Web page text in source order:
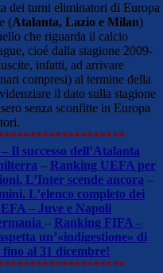
dei turni eliminatori di Europa
(Atalanta, Lazio e Milan)
che riguarda il calcio
cioé dalla stagione 2009-
infatti, ad arrivare
compresi) al termine della
il dato sulla stagione
senza sconfitte in Europa
Il successo dell’Atalanta
– Ranking UEFA per
L’Inter scende ancora –
L’elenco completo dei
– Juve e Napoli
– Ranking FIFA –
un’«indigestione» di
al 31 dicembre!